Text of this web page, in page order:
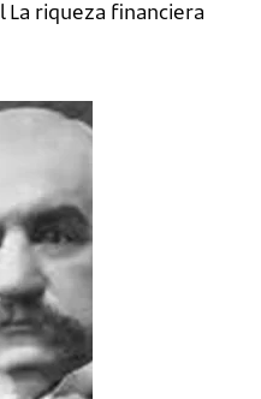
La riqueza financiera